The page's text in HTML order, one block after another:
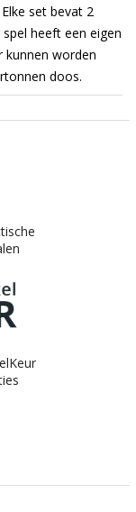
set bevat 2
heeft een eigen
kunnen worden
doos.